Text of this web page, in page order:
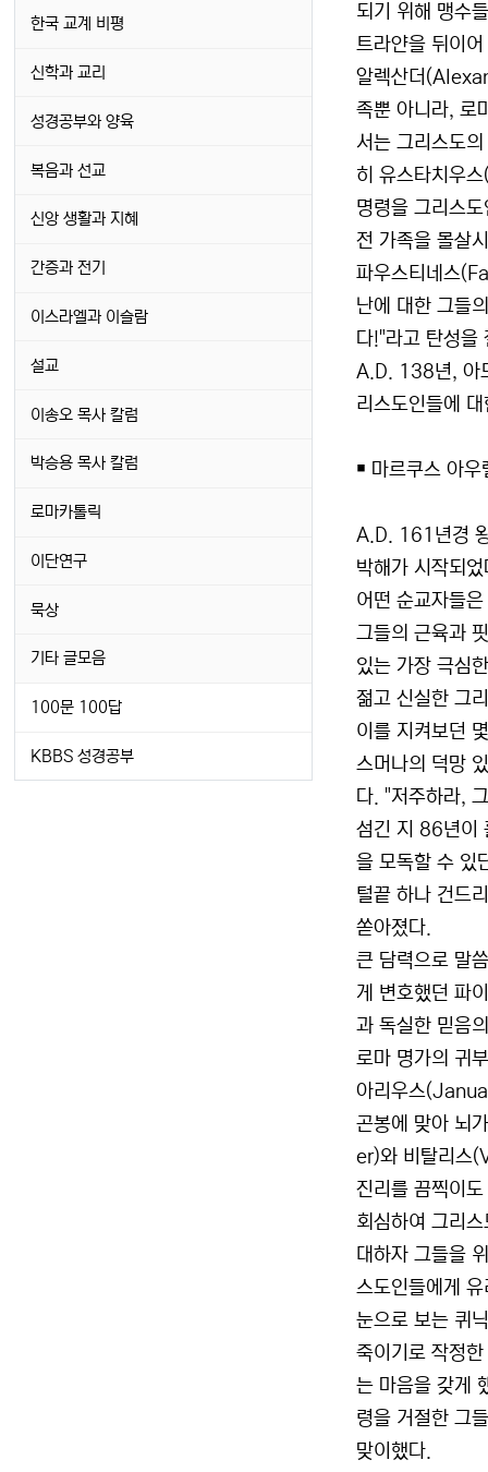
되기 위해 맹수
트라얀을 뒤이
알렉산더
족뿐 아니라, 로
서는 그리스도
히 유스타치우
명령을 그리스
전 가족을 몰살
파우스티네스
난에 대한 그들
다!"라고 탄성을
A.D. 138년, 아
리스도인들에
￭ 마르쿠스 아
A.D. 161년경
박해가 시작되
어떤 순교자들
그들의 근육과
있는 가장 극심
젊고 신실한 그
이를 지켜보던
스머나의 덕망
다. "저주하라,
섬긴 지 86년이
을 모독할 수 있
털끝 하나 건드
쏟아졌다.
큰 담력으로 말
게 변호했던 파
과 독실한 믿음
로마 명가의 귀
아리우스
곤봉에 맞아 뇌
er)와 비탈리스
진리를 끔찍이
회심하여 그리
대하자 그들을
스도인들에게
눈으로 보는 퀴
죽이기로 작정
는 마음을 갖게
령을 거절한 그
맞이했다.
한국 교계 비평
신학과 교리
성경공부와 양육
복음과 선교
신앙 생활과 지혜
간증과 전기
이스라엘과 이슬람
설교
이송오 목사 칼럼
박승용 목사 칼럼
로마카톨릭
이단연구
묵상
기타 글모음
100문 100답
KBBS 성경공부